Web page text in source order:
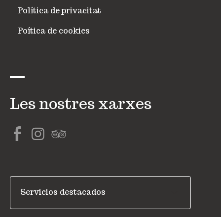
Política de privacitat
Poítica de cookies
Les nostres xarxes